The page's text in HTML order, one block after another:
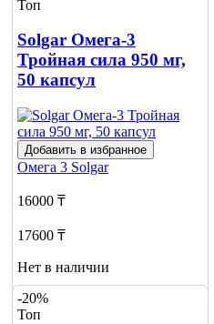
Топ
Solgar Омега-3
Тройная сила 950 мг,
50 капсул
Добавить в избранное
Омега 3 Solgar
16000 ₸
17600 ₸
Нет в наличии
Сообщить
о наличии
-20%
Топ